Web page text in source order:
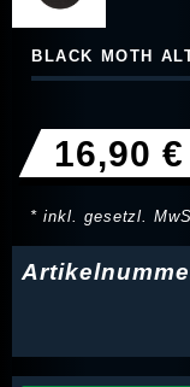
BLACK MOTH
16,90 €
* inkl. gesetzl.